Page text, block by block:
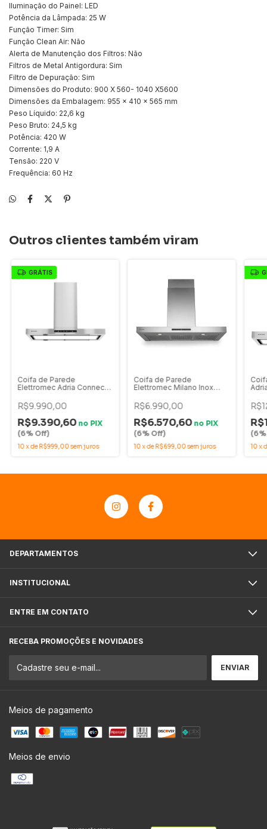
Iluminação do Painel: LED
Potência da Lâmpada: 25 W
Função Timer: Sim
Função Clean Air: Não
Alerta de Manutenção dos Filtros: Não
Filtros de Metal Antigordura: Sim
Filtro de Depuração: Sim
Dimensões do Produto: 900 X 560- 1040 X5600
Dimensões da Embalagem: 955 x 410 x 565 mm
Peso Líquido: 22,6 kg
Peso Bruto: 24,5 kg
Potência: 420 W
Corrente: 1,9 A
Tensão: 220 V
Frequência: 60 Hz
Outros clientes também viram
GRÁTIS
Coifa de Parede
Elettromec Adria Connect
ADR-90-XX-2ATB
R$9.990,00
R$9.390,60 no PIX
(6% Off)
10xde R$999,00sem juros
Coifa de Parede
Elettromec Milano Inox
R$6.990,00
R$6.570,60 no PIX
(6% Off)
10xde R$699,00sem juros 10x
DEPARTAMENTOS
INSTITUCIONAL
ENTRE EM CONTATO
RECEBA PROMOÇÕES E NOVIDADES
Meios de pagamento
Meios de envio